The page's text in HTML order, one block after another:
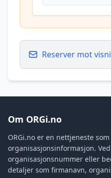
Reserver mot
Om ORGi.no
ORGi.no er en nettjeneste
organisasjonsinformasjon.
organisasjonsnummer eller
detaljer som firmanavn,